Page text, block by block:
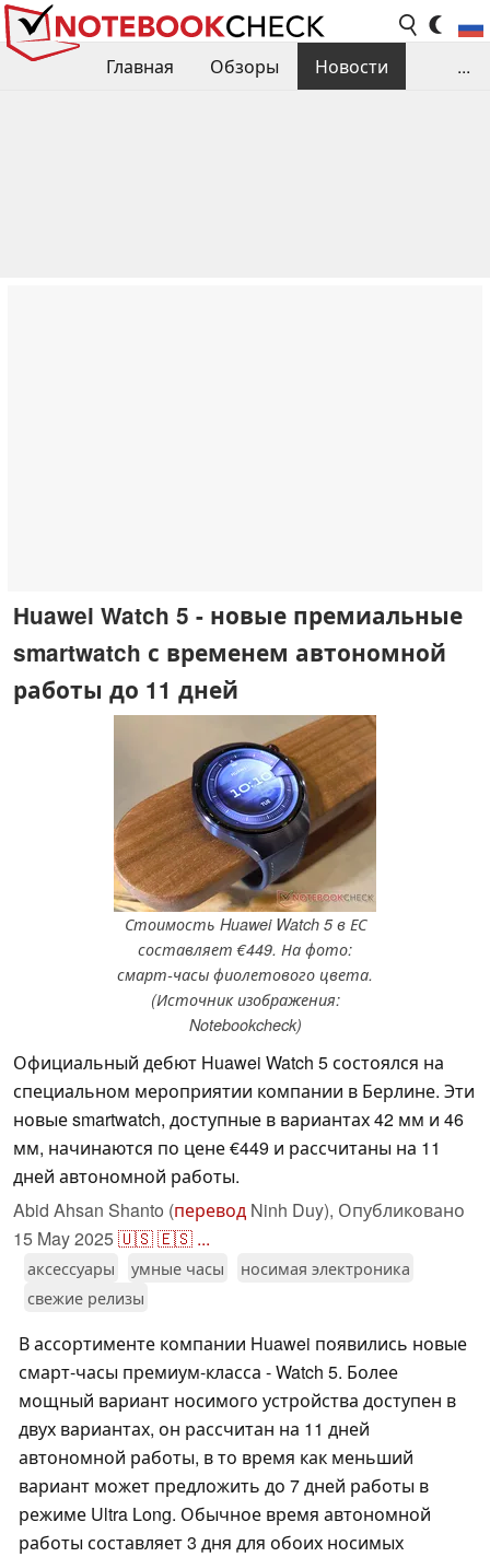
Главная Обзоры
Новости
...
Huawei Watch 5 - новые премиальные
smartwatch с временем автономной
работы до 11 дней
Стоимость Huawei Watch 5 в ЕС
составляет €449. На фото:
смарт-часы фиолетового цвета.
(Источник изображения:
Notebookcheck)
Официальный дебют Huawei Watch 5 состоялся на
специальном мероприятии компании в Берлине. Эти
новые smartwatch, доступные в вариантах 42 мм и 46
мм, начинаются по цене €449 и рассчитаны на 11
дней автономной работы.
Abid Ahsan Shanto (перевод Ninh Duy), Опубликовано
15 May 2025🇺🇸🇪🇸 ...
аксессуары умные часы
носимая электроника
свежие релизы
В ассортименте компании Huawei появились новые
смарт-часы премиум-класса - Watch 5. Более
мощный вариант носимого устройства доступен в
двух вариантах, он рассчитан на 11 дней
автономной работы, в то время как меньший
вариант может предложить до 7 дней работы в
режиме Ultra Long. Обычное время автономной
работы составляет 3 дня для обоих носимых